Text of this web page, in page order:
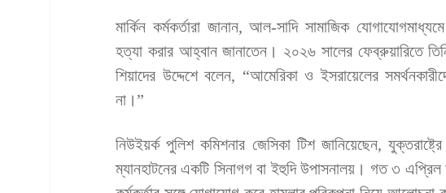
মার্কিন কর্মকর্তারা জানান, আল-সাদি সামাজিক
হত্যা করার আহ্বান জানাতেন। ২০২৬ সালের ফেব্রুয়ারিতে
শিয়াদের উদ্দেশে বলেন, “আমেরিকা ও ইসরায়েলের
না।”
নিউইয়র্ক পুলিশ কমিশনার জেসিকা টিশ জানিয়েছেন,
ম্যানহাটনের একটি সিনাগগ বা ইহুদি উপাসনালয়। গত ৩